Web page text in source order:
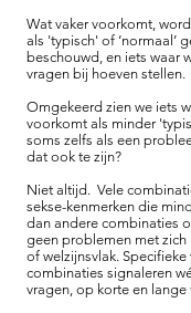
Wat vaker voorkomt,
als 'typisch' of ‘normaal’
beschouwd, en iets waar
vragen bij hoeven stellen.
Omgekeerd zien we iets
voorkomt als minder
soms zelfs als een
dat ook te zijn?
Niet altijd. Vele
sekse-kenmerken die
dan andere combinaties
geen problemen met
of welzijnsvlak. Specifieke
combinaties signaleren
vragen, op korte en lange